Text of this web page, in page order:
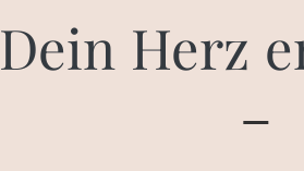
Dein Herz